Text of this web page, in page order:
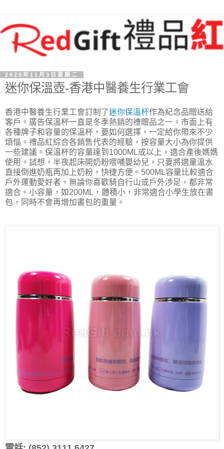
2020年11月3日星期二
迷你保溫壺-香港中醫養生行業工會
香港中醫養生行業工會訂制了迷你保溫杯作為紀念品贈送給
客戶。廣告保溫杯一直是冬季熱銷的禮贈品之一。市面上有
各種牌子和容量的保溫杯，要如何選擇，一定給你帶來不少
煩惱。禮品紅綜合各銷售代表的經驗，按容量大小為你提供
一些建議。保溫杯的容量達到1000ML或以上，適合產後媽媽
使用。試想，半夜起床開奶粉喂哺嬰幼兒，只要將適量溫水
直接倒進奶瓶再加上奶粉，快捷方便。500ML容量比較適合
戶外運動愛好者，無論你喜歡騎自行山或戶外涉足，都非常
適合。小容量，如200ML，體積小，非常適合小學生放在書
包，同時不會再增加書包的重量。